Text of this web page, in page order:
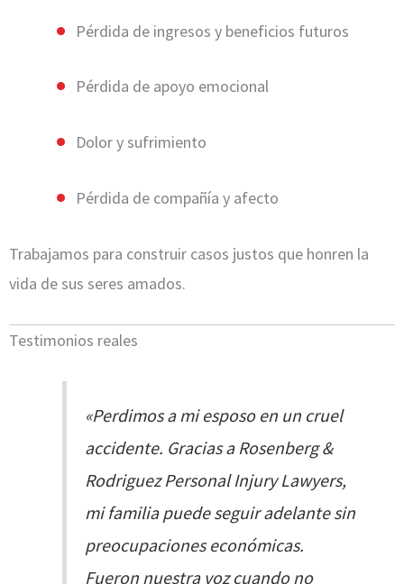
Pérdida de ingresos y beneficios futuros
Pérdida de apoyo emocional
Dolor y sufrimiento
Pérdida de compañía y afecto
Trabajamos para construir casos justos que honren la
vida de sus seres amados.
Testimonios reales
«Perdimos a mi esposo en un cruel
accidente. Gracias a Rosenberg &
Rodriguez Personal Injury Lawyers,
mi familia puede seguir adelante sin
preocupaciones económicas.
Fueron nuestra voz cuando no